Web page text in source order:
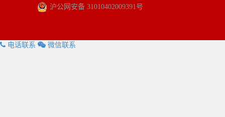
沪公网安备 31010402009391号
电话联系 微信联系